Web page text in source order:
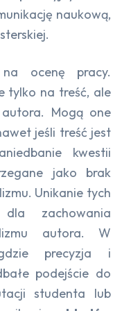
naukową,
na ocenę pracy.
tylko na treść, ale
Mogą one
jeśli treść jest
kwestii
jako brak
Unikanie tych
zachowania
autora. W
precyzja i
podejście do
studenta lub